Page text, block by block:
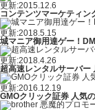
更新:2015.12.6
コンテンツマーケティン
更新:2018.5.15
城マニア御用達ゲー！
更新:2018.4.26
超高速レンタルサーバー
更新:2016.12.19
GMOクリック証券 人気